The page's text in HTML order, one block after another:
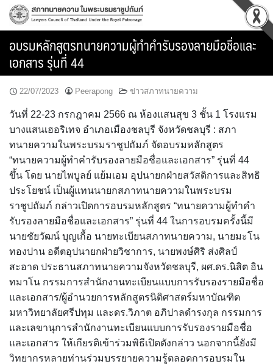
Skip
อบรมหลักสูตรทนายความผู้ทำคำรับรองลายมือชื่อและ
เอกสาร รุ่นที่ 44
22/07/2023 Peerapong ข่าวสภาทนายความ
วันที่ 22-23 กรกฎาคม 2566 ณ ห้องแสนสุข 3 ชั้น 1 โรงแรม
บางแสนเฮอริเทจ อำเภอเมืองชลบุรี จังหวัดชลบุรี : สภา
ทนายความในพระบรมราชูปถัมภ์ จัดอบรมหลักสูตร
“ทนายความผู้ทำคำรับรองลายมือชื่อและเอกสาร” รุ่นที่ 44
ขึ้น โดย นายไพบูลย์ แย้มเอม อุปนายกฝ่ายสวัสดิการและสิทธิ
ประโยชน์ เป็นผู้แทนนายกสภาทนายความในพระบรม
ราชูปถัมภ์ กล่าวเปิดการอบรมหลักสูตร “ทนายความผู้ทำคำ
รับรองลายมือชื่อและเอกสาร” รุ่นที่ 44 ในการอบรมครั้งนี้มี
นายชัยวัฒน์ บุญเกื้อ นายทะเบียนสภาทนายความ, นายมะโน
ทองปาน อดีตอุปนายกฝ่ายวิชาการ, นายพงษ์ศิริ ส่งศิลป์
สะอาด ประธานสภาทนายความจังหวัดชลบุรี, ผศ.ดร.นิสิต อิน
ทมาโน กรรมการสำนักงานทะเบียนแบบการรับรองรายมือชื่อ
และเอกสาร/ผู้อำนวยการหลักสูตรนิติศาสตร์มหาบัณฑิต
มหาวิทยาลัยศรีปทุม และดร.วิภาต อภิปาลดำรงกุล กรรมการ
และเลขานุการสำนักงานทะเบียนแบบการรับรองรายมือชื่อ
และเอกสาร ให้เกียรติเข้าร่วมพิธีเปิดดังกล่าว นอกจากนี้ยังมี
วิทยากรหลายท่านร่วมบรรยายความรู้ตลอดการอบรมใน